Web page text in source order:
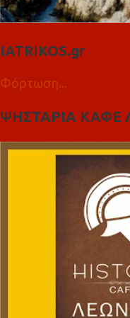
IATRIKOS.gr
Φόρτωση...
ΨΗΣΤΑΡΙΑ ΚΑΦΕ